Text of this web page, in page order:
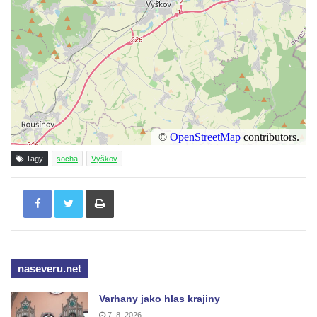
náměstí v Českých Budějovicích
Sousoší Humanoidi na Lannově třídě v
Českých Budějovicích
Pomník Vojtěcha Adalberta Lanny v parku
Na Sadech v Českých Budějovicích
Pomník Přemysla Otakara II. v parku Na
Sadech v Českých Budějovicích
Socha Mateřství v parku Na Sadech v
Památník Otokara Mokrého v parku Na
Sadech v Českých Budějovicích
Poslední dochovaný tramvajový sloup na
Socha Civilizovaní na Husově třídě v
Českých Budějovicích
Socha svatého Jana Nepomuckého Na
Tagy socha Vyškov
Tisknout
naseveru.net
Varhany jako hlas krajiny
7. 8. 2026